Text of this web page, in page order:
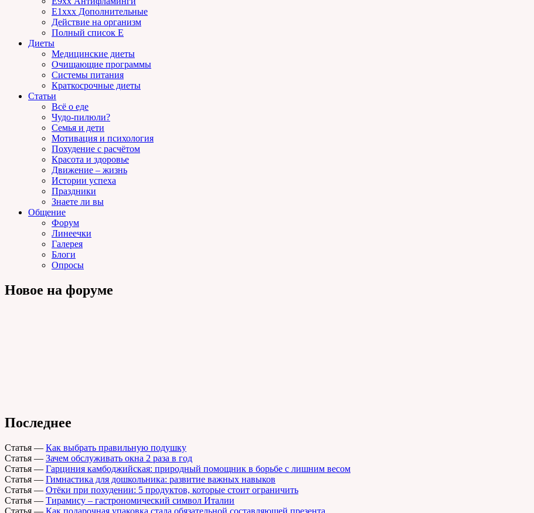
E1xxx Дополнительные
Действие на организм
Полный список E
Диеты
Медицинские диеты
Очищающие программы
Системы питания
Краткосрочные диеты
Статьи
Всё о еде
Чудо-пилюли?
Семья и дети
Мотивация и психология
Похудение с расчётом
Красота и здоровье
Движение – жизнь
Истории успеха
Праздники
Знаете ли вы
Общение
Форум
Линеечки
Галерея
Блоги
Опросы
Новое на форуме
Последнее
Статья — Как выбрать правильную подушку
Статья — Зачем обслуживать окна 2 раза в год
Статья — Гарциния камбоджийская: природный помощник в борьбе с лишним весом
Статья — Гимнастика для дошкольника: развитие важных навыков
Статья — Отёки при похудении: 5 продуктов, которые стоит ограничить
Статья — Тирамису – гастрономический символ Италии